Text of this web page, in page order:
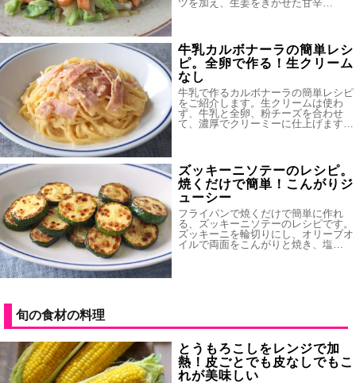
ツを加え、生姜をきかせた甘辛…
牛乳カルボナーラの簡単レシ
ピ。全卵で作る！生クリーム
なし
牛乳で作るカルボナーラの簡単レシピ
をご紹介します。生クリームは使わ
ず、牛乳と全卵、粉チーズを合わせ
て、濃厚でクリーミーに仕上げます…
ズッキーニソテーのレシピ。
焼くだけで簡単！こんがりジ
ューシー
フライパンで焼くだけで簡単に作れ
る、ズッキーニソテーのレシピです。
ズッキーニを輪切りにし、オリーブオ
イルで両面をこんがりと焼き、塩…
旬の食材の料理
とうもろこしをレンジで加
熱！皮ごとでも皮なしでもこ
れが美味しい